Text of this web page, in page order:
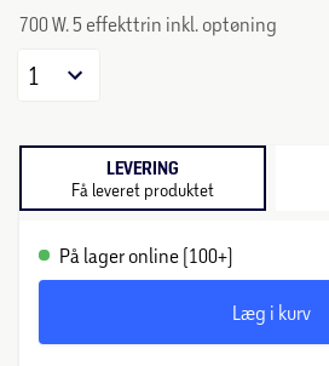
700 W. 5 effekttrin inkl. optøning
1
LEVERING
Få leveret produktet
På lager online (100+)
Læg i kurv